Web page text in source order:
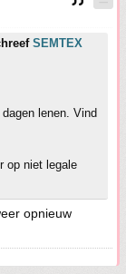
SEMTEX
lenen. Vind
op niet legale
opnieuw